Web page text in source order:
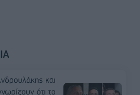
και
ότι το